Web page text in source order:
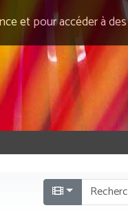
et pour accéder à